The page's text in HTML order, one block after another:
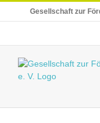
Gesellschaft zur